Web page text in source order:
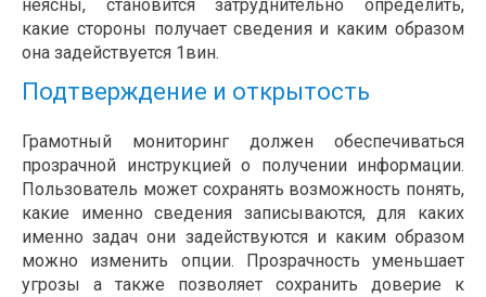
неясны, становится затруднительно определить,
какие стороны получает сведения и каким образом
она задействуется 1вин.
Подтверждение и открытость
Грамотный мониторинг должен обеспечиваться
прозрачной инструкцией о получении информации.
Пользователь может сохранять возможность понять,
какие именно сведения записываются, для каких
именно задач они задействуются и каким образом
можно изменить опции. Прозрачность уменьшает
угрозы а также позволяет сохранить доверие к